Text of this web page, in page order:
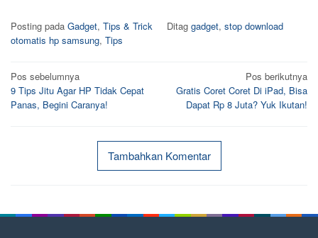
Posting pada Gadget, Tips & Trick Ditag gadget, stop download
otomatis hp samsung, Tips
Navigasi
pos
Pos sebelumnya
9 Tips Jitu Agar HP Tidak Cepat
Panas, Begini Caranya!
Pos berikutnya
Gratis Coret Coret Di iPad, Bisa
Dapat Rp 8 Juta? Yuk Ikutan!
Tambahkan Komentar